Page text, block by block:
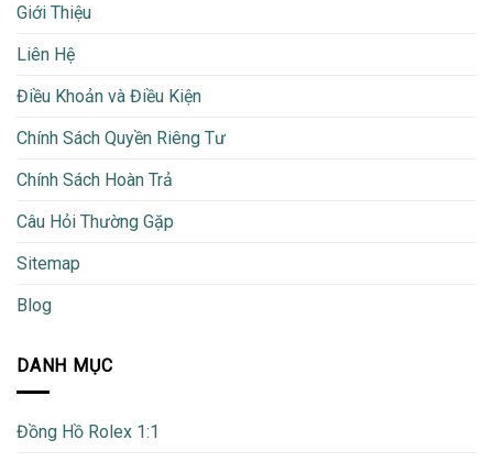
Giới Thiệu
Liên Hệ
Điều Khoản và Điều Kiện
Chính Sách Quyền Riêng Tư
Chính Sách Hoàn Trả
Câu Hỏi Thường Gặp
Sitemap
Blog
DANH MỤC
Đồng Hồ Rolex 1:1